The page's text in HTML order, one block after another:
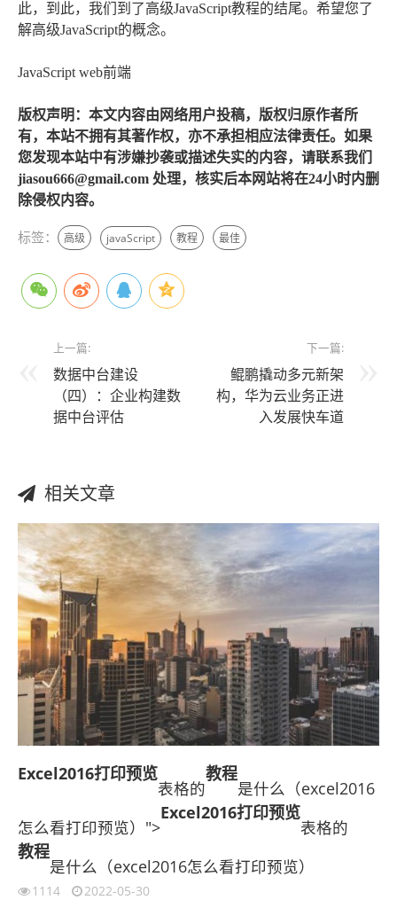
此，到此，我们到了高级JavaScript教程的结尾。希望您了
解高级JavaScript的概念。
JavaScript web前端
版权声明：本文内容由网络用户投稿，版权归原作者所
有，本站不拥有其著作权，亦不承担相应法律责任。如果
您发现本站中有涉嫌抄袭或描述失实的内容，请联系我们
jiasou666@gmail.com 处理，核实后本网站将在24小时内删
除侵权内容。
标签： 高级 javaScript 教程 最佳
上一篇:
数据中台建设
（四）：企业构建数
据中台评估
下一篇:
鲲鹏撬动多元新架
构，华为云业务正进
入发展快车道
相关文章
Excel2016打印预览
表格的
教程
是什么（excel2016
怎么看打印预览）">
Excel2016打印预览
表格的
教程
是什么（excel2016怎么看打印预览）
1114 2022-05-30